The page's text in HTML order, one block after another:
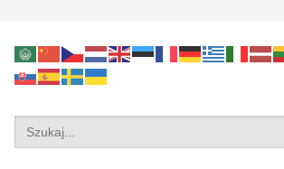
Search
for: